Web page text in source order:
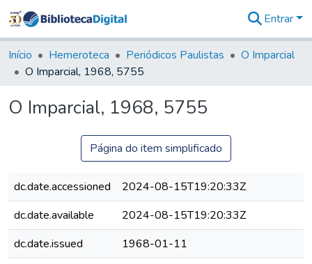
&
Coleções
Tudo na
Digital
Entrar
Início Hemeroteca Periódicos Paulistas
O Imparcial
O Imparcial, 1968, 5755
O Imparcial, 1968, 5755
Página do item simplificado
dc.date.accessioned
2024-08-15T19:20:33Z
dc.date.available
2024-08-15T19:20:33Z
dc.date.issued
1968-01-11